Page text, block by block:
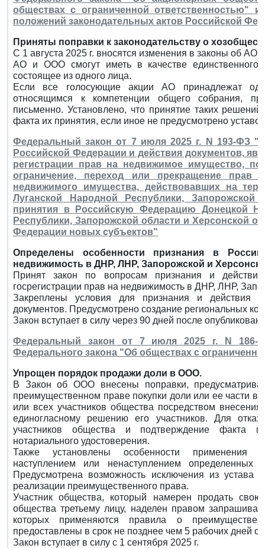
обществах с ограниченной ответственностью"
положений законодательных актов Российской
Приняты поправки к законодательству о
С 1 августа 2025 г. вносятся изменения в законы об АО
АО и ООО смогут иметь в качестве единственного
состоящее из одного лица.
Если все голосующие акции АО принадлежат
относящимся к компетенции общего собрания,
письменно. Установлено, что принятие таких
факта их принятия, если иное не предусмотрено
Федеральный закон от 7 июля 2025 г. N 193-ФЗ
Российской Федерации и действия документов,
регистрации прав на недвижимое имущество,
ограничение, переход или прекращение прав
недвижимого имущества, действовавших на
Луганской Народной Республики,
принятия в Российскую Федерацию Донецкой
Республики, Запорожской области и Херсонской
Федерации новых субъектов"
Определены особенности признания в
недвижимость в ДНР, ЛНР, Запорожской и
Принят закон по вопросам признания и
госрегистрации прав на недвижимость в ДНР, ЛНР,
Закреплены условия для признания и действия
документов. Предусмотрено создание региональных
Закон вступает в силу через 90 дней после
Федеральный закон от 7 июля 2025 г. N
Федерального закона "Об обществах с
Упрощен порядок продажи доли в ООО.
В Закон об ООО внесены поправки,
преимущественном праве покупки доли или ее части в
или всех участников общества посредством
единогласному решению его участников. Для
участников общества и подтверждение факта
нотариального удостоверения.
Также установлены особенности применения
наступлением или ненаступлением определенных
Предусмотрена возможность исключения из
реализации преимущественного права.
Участник общества, который намерен продать
общества третьему лицу, наделен правом
которых применяются правила о
предоставлены в срок не позднее чем 5 рабочих дней
Закон вступает в силу с 1 сентября 2025 г.